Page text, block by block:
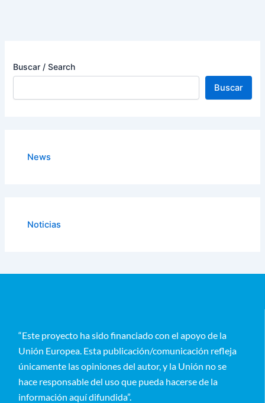
Buscar / Search
Buscar
News
Noticias
“Este proyecto ha sido financiado con el apoyo de la
Unión Europea. Esta publicación/comunicación refleja
únicamente las opiniones del autor, y la Unión no se
hace responsable del uso que pueda hacerse de la
información aquí difundida”.